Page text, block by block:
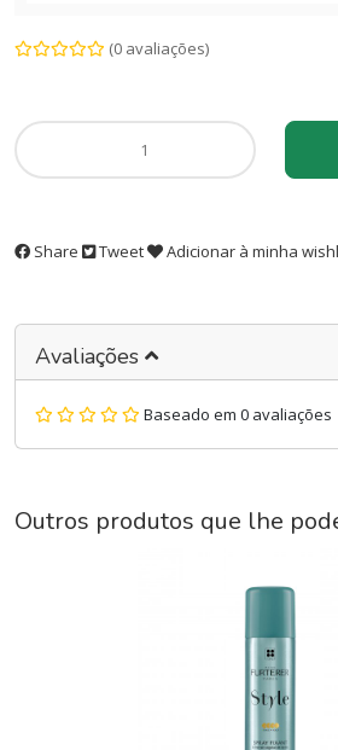
(0 avaliações)
Share Tweet Adicionar à minha
Avaliações
Baseado em 0 avaliações
Outros produtos que lhe